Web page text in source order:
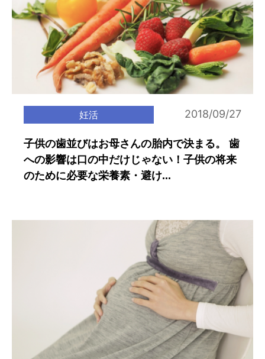
妊活 2018/09/27
子供の歯並びはお母さんの胎内で決まる。 歯
への影響は口の中だけじゃない！子供の将来
のために必要な栄養素・避け...